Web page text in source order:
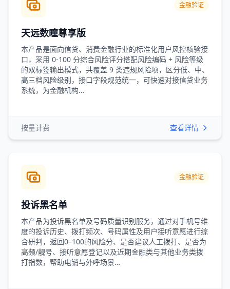
金融验证
天远数瞳尊享版
本产品是面向信贷、消费金融行业的标准化用户风控核验接
口，采用 0-100 分综合风险评分搭配风险编码 + 风险等级
的双标签输出模式，共覆盖 9 类违规风险项，区分低、中、
高三档风险级别，接口字段规范统一，可快速对接信贷业务
系统，为金融机构…
按量计费 查看详情
金融验证
投诉黑名单
本产品为投诉黑名单及号码质量识别服务，通过对手机号维
度的投诉历史、拨打频次、号码属性及用户接听意愿进行综
合研判，返回0–100的风险分、是否建议人工拨打、是否为
高频/靓号、接听意愿登记以及近期金融类与其他业务类拨
打指数，帮助电销与外呼场景…